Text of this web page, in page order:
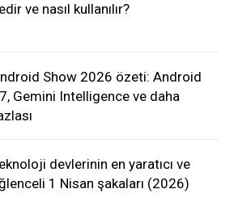
ve nasıl kullanılır?
Show 2026 özeti: Android
Gemini Intelligence ve daha
devlerinin en yaratıcı ve
1 Nisan şakaları (2026)